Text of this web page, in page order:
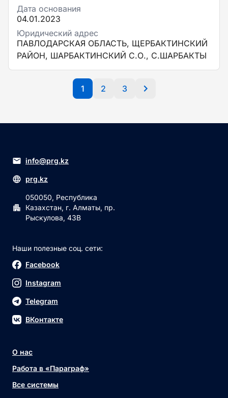
Дата основания
04.01.2023
Юридический адрес
ПАВЛОДАРСКАЯ ОБЛАСТЬ, ЩЕРБАКТИНСКИЙ
РАЙОН, ШАРБАКТИНСКИЙ С.О., С.ШАРБАКТЫ
1 2 3
info@prg.kz
prg.kz
050050, Республика
Казахстан, г. Алматы, пр.
Рыскулова, 43В
Наши полезные соц. сети:
Facebook
Instagram
Telegram
ВКонтакте
О нас
Работа в «Параграф»
Все системы